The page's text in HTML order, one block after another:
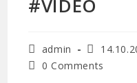
#VIDEO
Post
author:
admin
Post
published:
Post0 Comments